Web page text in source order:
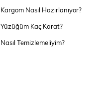
Kargom Nasıl Hazırlanıyor?
Yüzüğüm Kaç Karat?
Nasıl Temizlemeliyim?